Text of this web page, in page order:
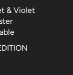
& Violet